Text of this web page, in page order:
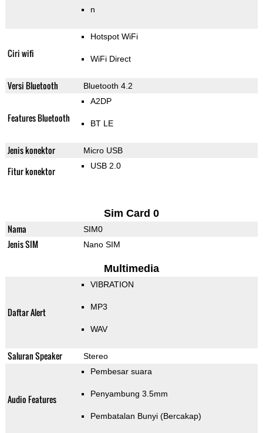
n
Ciri wifi
Hotspot WiFi
WiFi Direct
Versi Bluetooth Bluetooth 4.2
Features Bluetooth
A2DP
BT LE
Jenis konektor Micro USB
Fitur konektor USB 2.0
Sim Card 0
Nama SIM0
Jenis SIM Nano SIM
Multimedia
Daftar Alert
VIBRATION
MP3
WAV
Saluran Speaker Stereo
Audio Features
Pembesar suara
Penyambung 3.5mm
Pembatalan Bunyi (Bercakap)